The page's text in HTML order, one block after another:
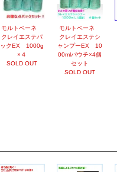
モルトベーネ
クレイエステパ
ックEX 1000g
×４
SOLD OUT
モルトベーネ
クレイエステシ
ャンプーEX 10
00mlパウチ×4個
セット
SOLD OUT